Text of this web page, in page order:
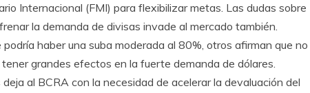
Internacional (FMI) para flexibilizar metas. Las dudas sobre
la demanda de divisas invade al mercado también.
haber una suba moderada al 80%, otros afirman que no
grandes efectos en la fuerte demanda de dólares.
al BCRA con la necesidad de acelerar la devaluación del